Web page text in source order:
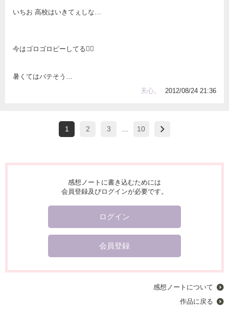
いちお 高校はいきてぇしな…
今はゴロゴロピーしてる
暑くてはバテそう…
天心。
2012/08/24 21:36
1 2 3 10
感想ノートに書き込むためには
会員登録及びログインが必要です。
ログイン
会員登録
感想ノートについて
作品に戻る